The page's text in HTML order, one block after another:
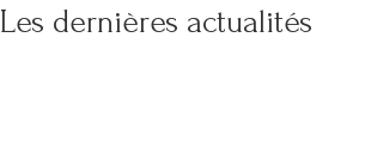
Les dernières actualités